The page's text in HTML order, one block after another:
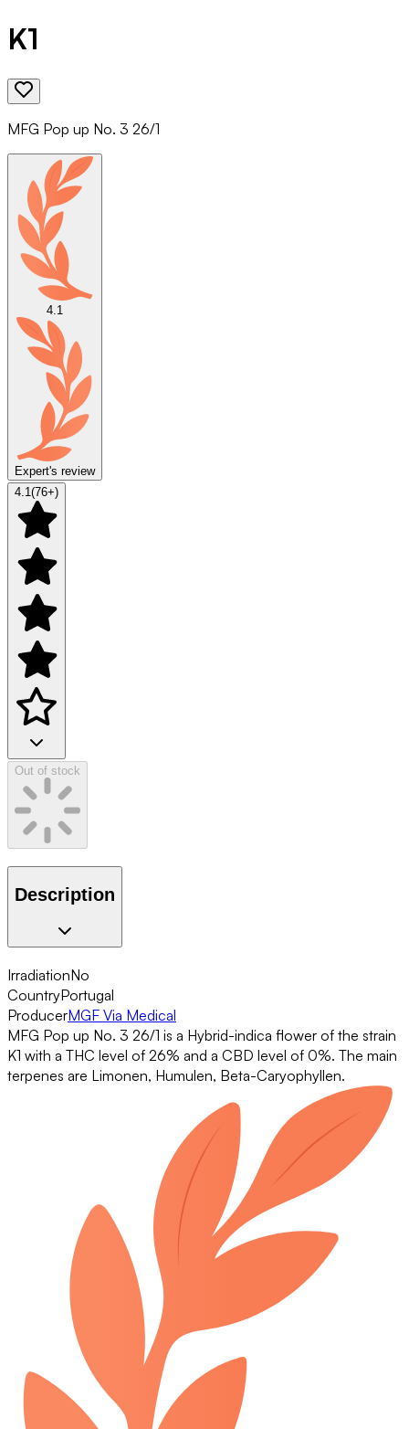
K1
MFG Pop up No. 3 26/1
4.1
Expert's review
4.1(76+)
Out of stock
Description
IrradiationNo
CountryPortugal
ProducerMGF Via Medical
MFG Pop up No. 3 26/1 is a Hybrid-indica flower of the strain
K1 with a THC level of 26% and a CBD level of 0%. The main
terpenes are Limonen, Humulen, Beta-Caryophyllen.